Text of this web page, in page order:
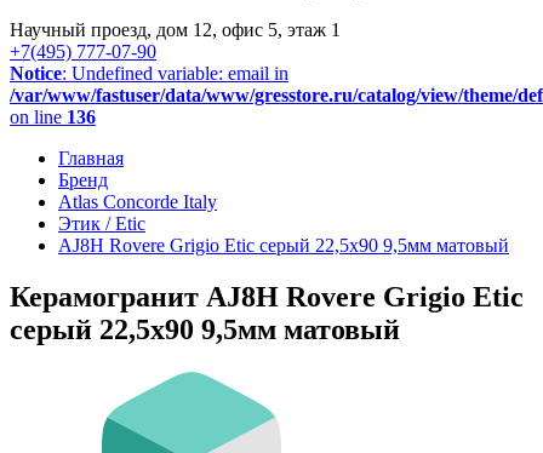
Научный проезд, дом 12, офис 5, этаж 1
+7(495) 777-07-90
Notice: Undefined variable: email in
/var/www/fastuser/data/www/gresstore.ru/catalog/view/theme/
on line 136
Главная
Бренд
Atlas Concorde Italy
Этик / Etic
AJ8H Rovere Grigio Etic серый 22,5х90 9,5мм матовый
Керамогранит AJ8H Rovere Grigio Etic
серый 22,5х90 9,5мм матовый